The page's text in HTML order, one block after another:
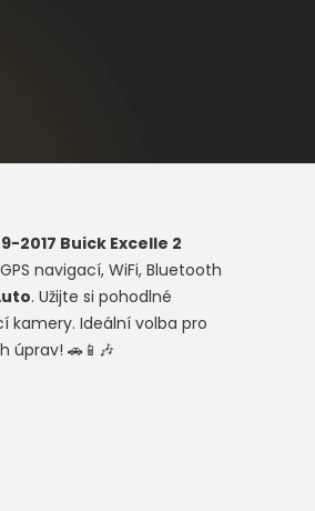
2017 Buick Excelle 2
navigací, WiFi, Bluetooth
. Užijte si pohodlné
kamery. Ideální volba pro
úprav! 🚗📱🎶